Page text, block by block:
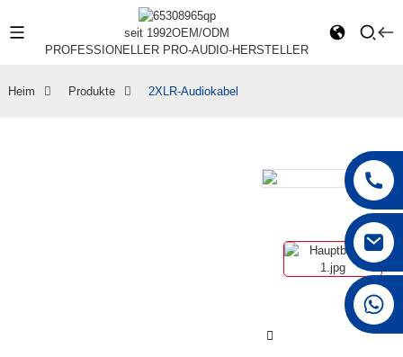
seit 1992OEM/ODM
PROFESSIONELLER PRO-AUDIO-HERSTELLER
Heim Produkte 2XLR-Audiokabel